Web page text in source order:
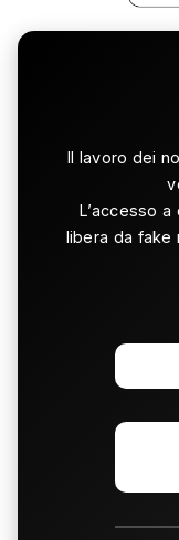
Il lavoro dei
L’accesso
libera da fake